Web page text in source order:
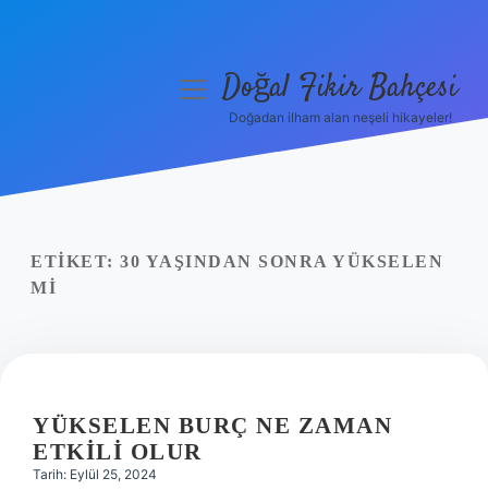
Yasal Uyarı
menüyüDoğal Fikir Bahçesi
Doğadan ilham alan neşeli hikayeler!
ETIKET: 30 YAŞINDAN SONRA YÜKSELEN
MI
YÜKSELEN BURÇ NE ZAMAN
ETKILI OLUR
Tarih: Eylül 25, 2024